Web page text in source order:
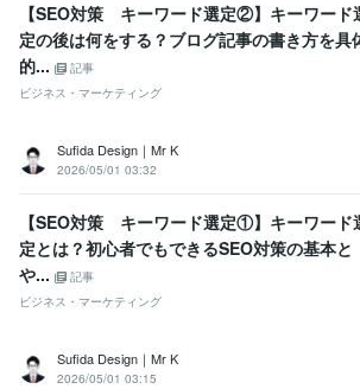
【SEO対策 キーワード選定②】キーワード
定の後は何をする？ブログ記事の書き方を具
的...
記事
ビジネス・マーケティング
Sufida Design｜Mr K
2026/05/01 03:32
【SEO対策 キーワード選定①】キーワード
定とは？初心者でもできるSEO対策の基本と
や...
記事
ビジネス・マーケティング
Sufida Design｜Mr K
2026/05/01 03:15